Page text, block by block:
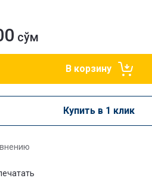
сўм
В корзину
Купить в 1 клик